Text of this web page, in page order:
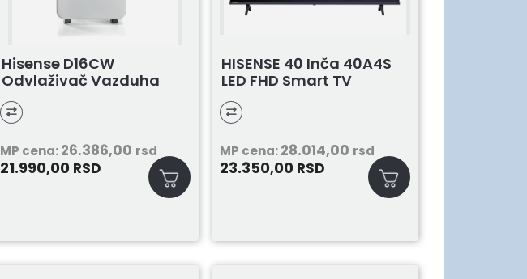
Hisense D16CW
Odvlaživač Vazduha
MP cena:26.386,00 rsd
21.990,00 RSD
HISENSE 40 Inča 40A4S
LED FHD Smart TV
MP cena:28.014,00 rsd
23.350,00 RSD